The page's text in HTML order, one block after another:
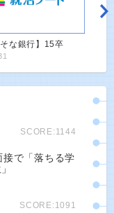
な銀行】15卒
SCORE:1144
接で「落ちる学
SCORE:1091